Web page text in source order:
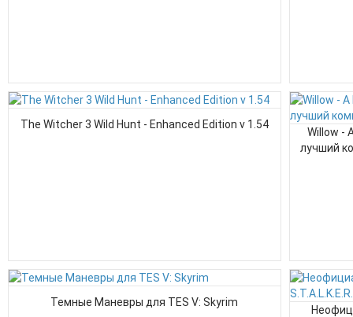
The Witcher 3 Wild Hunt - Enhanced Edition v 1.54
Willow -
лучший
Темные Маневры для TES V: Skyrim